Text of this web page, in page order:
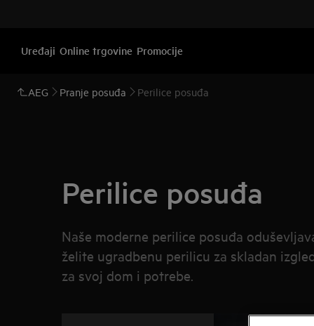
Uređaji Online trgovine Promocije
AEG Pranje posuđa Perilice posuđa
Perilice posuđa
Naše moderne perilice posuđa
želite ugradbenu perilicu za skladan
za svoj dom i potrebe.